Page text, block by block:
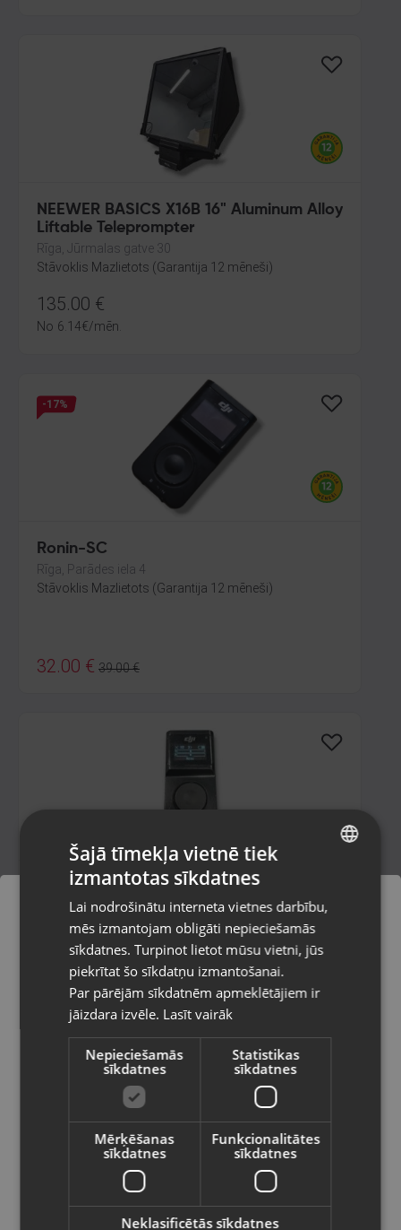
NEEWER BASICS X16B 16" Aluminum Alloy
Liftable Teleprompter
Rīga, Jūrmalas gatve 30
Stāvoklis Mazlietots (Garantija 12 mēneši)
135.00 €
No 6.14€/mēn.
-17%
Ronin-SC
Rīga, Parādes iela 4
Stāvoklis Mazlietots (Garantija 12 mēneši)
32.00 € 39.00€
DJI Thumb Controller TC1
Rīga, Jūrmalas gatve 30
Stāvoklis Ilgstoši lietots (Garantija 14 dienas)
22.00€
Yongnuo YN622C-TX
Pasūtījumi tiks piegādāti uz
izvēlēto valsti
Vietnes saturs būs attēlots izvēlētajā
valodā
Valsts
Latviešu / Latvian
RUSSIAN
Šajā tīmekļa vietnē tiek
izmantotas sīkdatnes
Lai nodrošinātu interneta vietnes darbību,
mēs izmantojam obligāti nepieciešamās
sīkdatnes. Turpinot lietot mūsu vietni, jūs
piekrītat šo sīkdatņu izmantošanai.
Par pārējām sīkdatnēm apmeklētājiem ir
jāizdara izvēle. Lasīt vairāk
Nepieciešamās
sīkdatnes
Statistikas
sīkdatnes
Mērķēšanas
sīkdatnes
Funkcionalitātes
sīkdatnes
Neklasificētās sīkdatnes